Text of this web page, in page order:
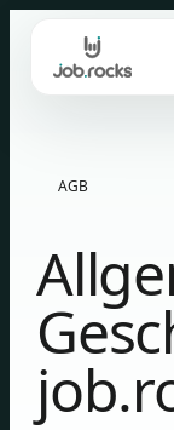
content
AGB